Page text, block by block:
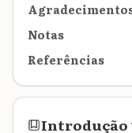
Notas
Referências
Introdução